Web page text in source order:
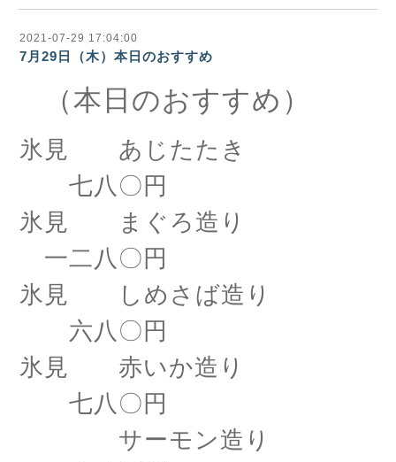
2021-07-29 17:04:00
7月29日（木）本日のおすすめ
（本日のおすすめ）
氷見 あじたたき
七八〇円
氷見 まぐろ造り
一二八〇円
氷見 しめさば造り
六八〇円
氷見 赤いか造り
七八〇円
サーモン造り